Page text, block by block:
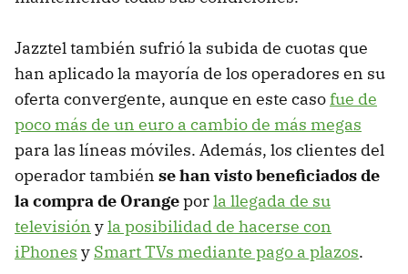
Jazztel también sufrió la subida de cuotas que
han aplicado la mayoría de los operadores en su
oferta convergente, aunque en este casofue de
poco más de un euro a cambio de más megas
para las líneas móviles. Además, los clientes del
operador también se han visto beneficiados de
la compra de Orangeporla llegada de su
televisión yla posibilidad de hacerse con
iPhones y Smart TVs mediante pago a plazos.